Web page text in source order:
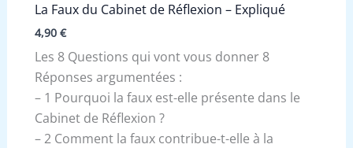
La Faux du Cabinet de Réflexion – Expliqué
4,90 €
Les 8 Questions qui vont vous donner 8
Réponses argumentées :
– 1 Pourquoi la faux est-elle présente dans le
Cabinet de Réflexion ?
– 2 Comment la faux contribue-t-elle à la